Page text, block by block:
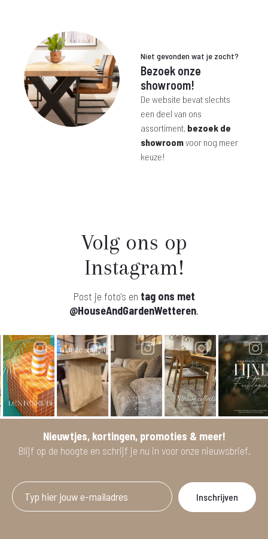
Niet gevonden wat je zocht?
Bezoek onze
showroom!
De website bevat slechts
een deel van ons
assortiment, bezoek de
showroomvoor nog meer
keuze!
Volg ons op
Instagram!
Post je foto's en tag ons met
@HouseAndGardenWetteren.
Nieuwtjes, kortingen, promoties & meer!
Blijf op de hoogte en schrijf je nu in voor onze nieuwsbrief.